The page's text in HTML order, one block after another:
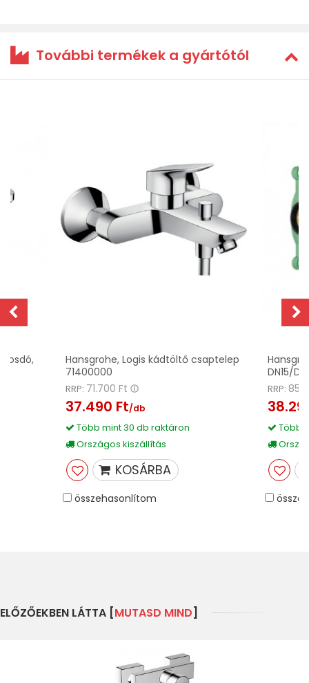
További termékek a gyártótól
Hansgrohe, Logis kádtöltő csaptelep
71400000
RRP: 71.700 Ft
37.490 Ft/db
Több mint 30 db raktáron
Országos kiszállítás
KOSÁRBA
összehasonlítom
DN15/
RRP:
Több
ELŐZŐEKBEN LÁTTA [MUTASD MIND]